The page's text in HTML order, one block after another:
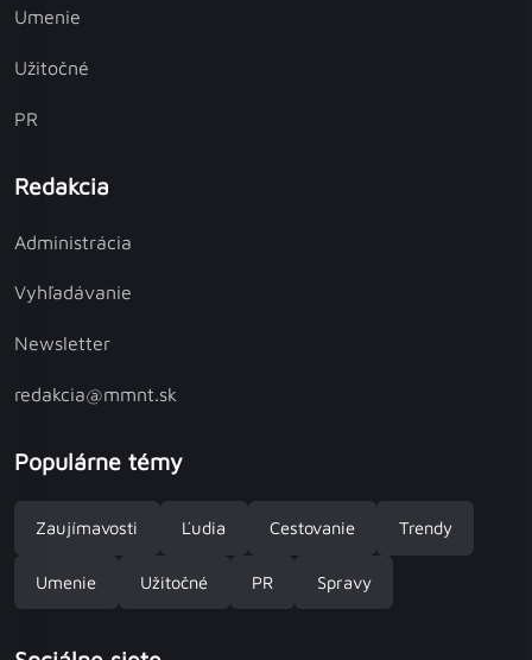
Umenie
Užitočné
PR
Redakcia
Administrácia
Vyhľadávanie
Newsletter
redakcia@mmnt.sk
Populárne témy
Zaujímavosti Ľudia Cestovanie Trendy
Umenie Užitočné PR Spravy